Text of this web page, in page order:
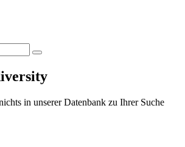
in unserer Datenbank zu Ihrer Suche